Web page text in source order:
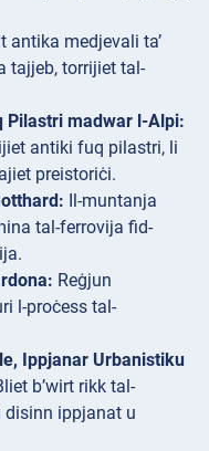
antika medjevali ta’
tajjeb, torrijiet tal-
Pilastri madwar l-Alpi:
antiki fuq pilastri, li
preistoriċi.
Il-muntanja
tal-ferrovija fid-
Reġjun
l-proċess tal-
Ippjanar Urbanistiku
b’wirt rikk tal-
ippjanat u